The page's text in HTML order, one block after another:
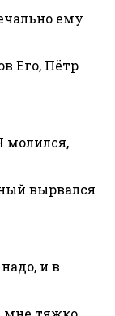
ему
Его, Пётр
молился,
вырвался
и в